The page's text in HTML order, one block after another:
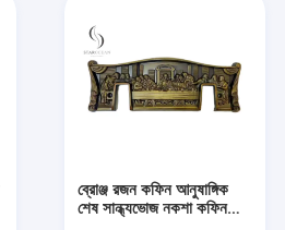
ব্রোঞ্জ রজন কফিন আনুষাঙ্গিক
শেষ সান্ধ্যভোজ নকশা কফিন